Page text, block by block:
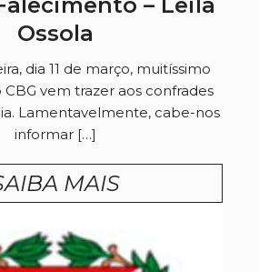
– Leila
Ossola
dia 11 de março, muitíssimo
vem trazer aos confrades
Lamentavelmente, cabe-nos
informar […]
MAIS